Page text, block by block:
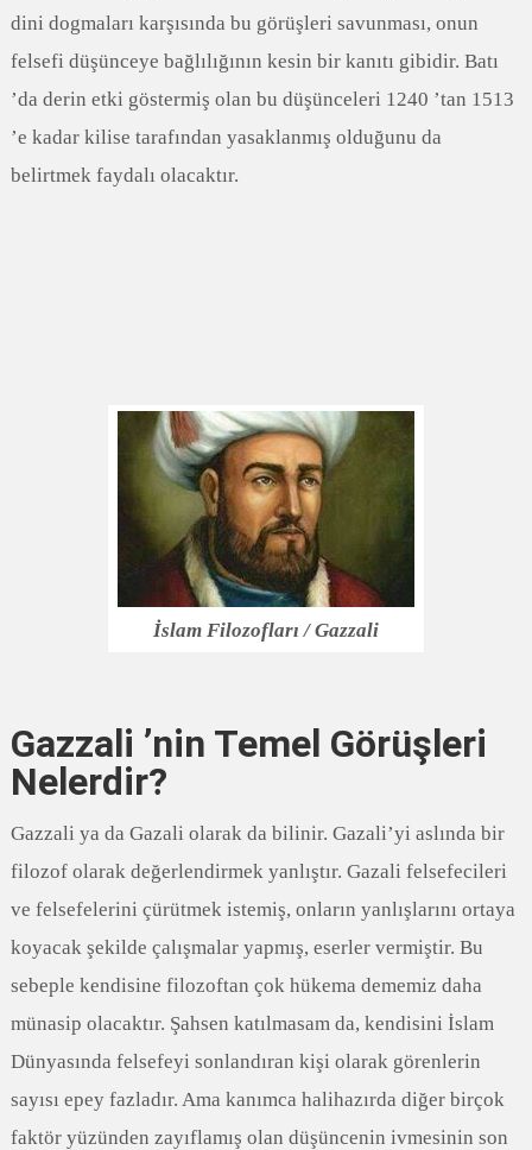
dini dogmaları karşısında bu görüşleri savunması, onun
felsefi düşünceye bağlılığının kesin bir kanıtı gibidir. Batı
’da derin etki göstermiş olan bu düşünceleri 1240 ’tan 1513
’e kadar kilise tarafından yasaklanmış olduğunu da
belirtmek faydalı olacaktır.
İslam Filozofları / Gazzali
Gazzali ’nin Temel Görüşleri
Nelerdir?
Gazzali ya da Gazali olarak da bilinir. Gazali’yi aslında bir
filozof olarak değerlendirmek yanlıştır. Gazali felsefecileri
ve felsefelerini çürütmek istemiş, onların yanlışlarını ortaya
koyacak şekilde çalışmalar yapmış, eserler vermiştir. Bu
sebeple kendisine filozoftan çok hükema dememiz daha
münasip olacaktır. Şahsen katılmasam da, kendisini İslam
Dünyasında felsefeyi sonlandıran kişi olarak görenlerin
sayısı epey fazladır. Ama kanımca halihazırda diğer birçok
faktör yüzünden zayıflamış olan düşüncenin ivmesinin son